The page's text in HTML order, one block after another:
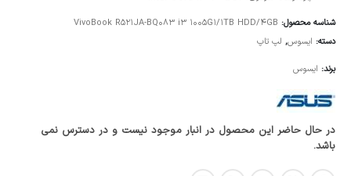
شناسه محصول: VivoBook R521JA-BQ083 i3 1005G1/1TB HDD/4GB
دسته: ایسوس, لپ تاپ
برند: ایسوس
در حال حاضر این محصول در انبار موجود نیست و در دسترس نمی
باشد.